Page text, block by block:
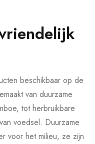
beschikbaar op de
van duurzame
tot herbruikbare
voedsel. Duurzame
voor het milieu, ze zijn